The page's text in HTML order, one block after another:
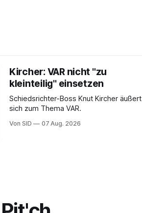
Kircher: VAR nicht "zu
kleinteilig" einsetzen
Schiedsrichter-Boss Knut Kircher äußert
sich zum Thema VAR.
Von SID 07 Aug. 2026